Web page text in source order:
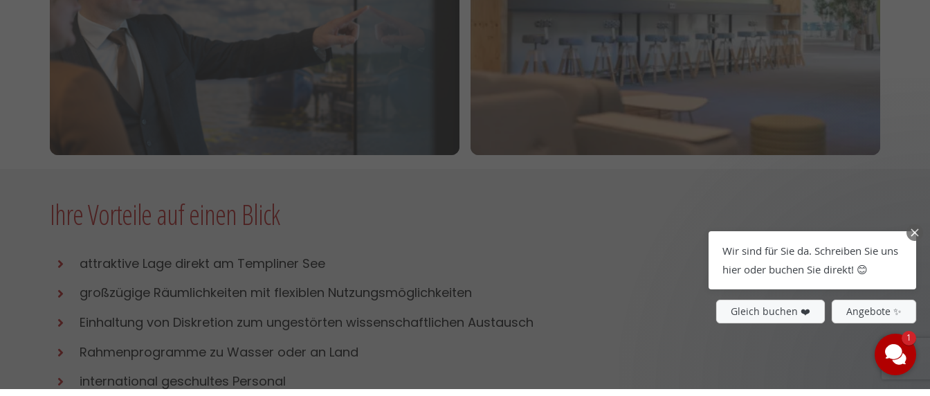
Ihre Vorteile auf einen Blick
attraktive Lage direkt am Templiner See
großzügige Räumlichkeiten mit flexiblen Nutzungsmöglichkeiten
Einhaltung von Diskretion zum ungestörten wissenschaftlichen Austausch
Rahmenprogramme zu Wasser oder an Land
international geschultes Personal
Wir sind für Sie da. Schreiben Sie uns
hier oder buchen Sie direkt! 😊
Gleich buchen ❤️ Angebote ✨
1